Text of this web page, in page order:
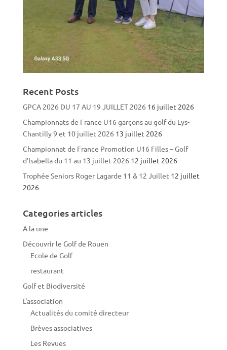
Recent Posts
GPCA 2026 DU 17 AU 19 JUILLET 2026 16 juillet 2026
Championnats de France U16 garçons au golf du Lys-
Chantilly 9 et 10 juillet 2026 13 juillet 2026
Championnat de France Promotion U16 Filles – Golf
d’Isabella du 11 au 13 juillet 2026 12 juillet 2026
Trophée Seniors Roger Lagarde 11 & 12 Juillet 12 juillet
2026
Categories articles
A la une
Découvrir le Golf de Rouen
Ecole de Golf
restaurant
Golf et Biodiversité
L'association
Actualités du comité directeur
Brèves associatives
Les Revues